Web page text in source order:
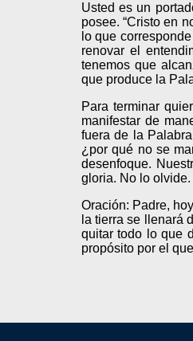
Usted es un
posee. “Cristo en
lo que
renovar el
tenemos que
que produce la
Para terminar
manifestar de
fuera de la
¿por qué no se
desenfoque.
gloria. No lo
Oración: Padre,
la tierra se llenará
quitar todo lo que
propósito por el